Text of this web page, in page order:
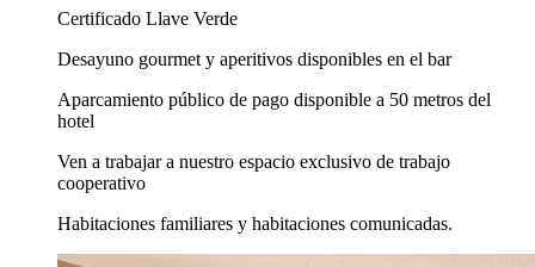
Certificado Llave Verde
Desayuno gourmet y aperitivos disponibles en el bar
Aparcamiento público de pago disponible a 50 metros del
hotel
Ven a trabajar a nuestro espacio exclusivo de trabajo
cooperativo
Habitaciones familiares y habitaciones comunicadas.